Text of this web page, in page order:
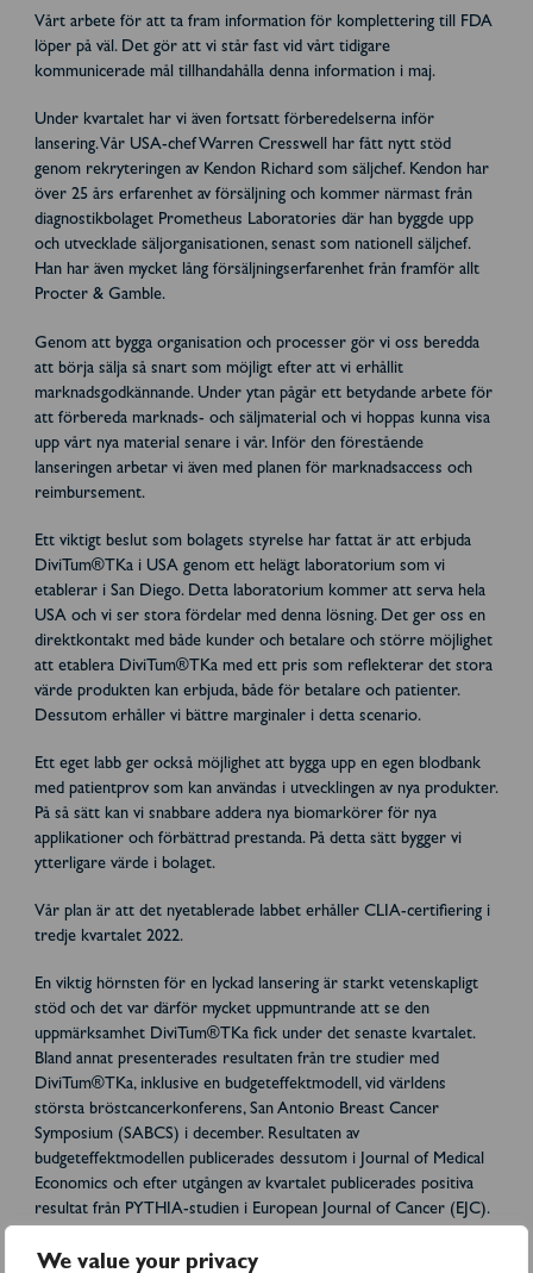
We value your privacy
Vårt arbete för att ta fram information för komplettering till FDA
löper på väl. Det gör att vi står fast vid vårt tidigare
kommunicerade mål tillhandahålla denna information i maj.
Under kvartalet har vi även fortsatt förberedelserna inför
lansering. Vår USA-chef Warren Cresswell har fått nytt stöd
genom rekryteringen av Kendon Richard som säljchef. Kendon har
över 25 års erfarenhet av försäljning och kommer närmast från
diagnostikbolaget Prometheus Laboratories där han byggde upp
och utvecklade säljorganisationen, senast som nationell säljchef.
Han har även mycket lång försäljningserfarenhet från framför allt
Procter & Gamble.
Genom att bygga organisation och processer gör vi oss beredda
att börja sälja så snart som möjligt efter att vi erhållit
marknadsgodkännande. Under ytan pågår ett betydande arbete för
att förbereda marknads- och säljmaterial och vi hoppas kunna visa
upp vårt nya material senare i vår. Inför den förestående
lanseringen arbetar vi även med planen för marknadsaccess och
reimbursement.
Ett viktigt beslut som bolagets styrelse har fattat är att erbjuda
DiviTum®TKa i USA genom ett helägt laboratorium som vi
etablerar i San Diego. Detta laboratorium kommer att serva hela
USA och vi ser stora fördelar med denna lösning. Det ger oss en
direktkontakt med både kunder och betalare och större möjlighet
att etablera DiviTum®TKa med ett pris som reflekterar det stora
värde produkten kan erbjuda, både för betalare och patienter.
Dessutom erhåller vi bättre marginaler i detta scenario.
Ett eget labb ger också möjlighet att bygga upp en egen blodbank
med patientprov som kan användas i utvecklingen av nya produkter.
På så sätt kan vi snabbare addera nya biomarkörer för nya
applikationer och förbättrad prestanda. På detta sätt bygger vi
ytterligare värde i bolaget.
Vår plan är att det nyetablerade labbet erhåller CLIA-certifiering i
tredje kvartalet 2022.
En viktig hörnsten för en lyckad lansering är starkt vetenskapligt
stöd och det var därför mycket uppmuntrande att se den
uppmärksamhet DiviTum®TKa fick under det senaste kvartalet.
Bland annat presenterades resultaten från tre studier med
DiviTum®TKa, inklusive en budgeteffektmodell, vid världens
största bröstcancerkonferens, San Antonio Breast Cancer
Symposium (SABCS) i december. Resultaten av
budgeteffektmodellen publicerades dessutom i Journal of Medical
Economics och efter utgången av kvartalet publicerades positiva
resultat från PYTHIA-studien i European Journal of Cancer (EJC).
Publiceringar av tidigare studieresultat är naturligtvis viktigt, men vi